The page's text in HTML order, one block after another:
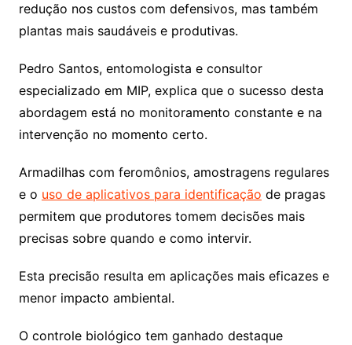
redução nos custos com defensivos, mas também
plantas mais saudáveis e produtivas.
Pedro Santos, entomologista e consultor
especializado em MIP, explica que o sucesso desta
abordagem está no monitoramento constante e na
intervenção no momento certo.
Armadilhas com feromônios, amostragens regulares
e o uso de aplicativos para identificação de pragas
permitem que produtores tomem decisões mais
precisas sobre quando e como intervir.
Esta precisão resulta em aplicações mais eficazes e
menor impacto ambiental.
O controle biológico tem ganhado destaque